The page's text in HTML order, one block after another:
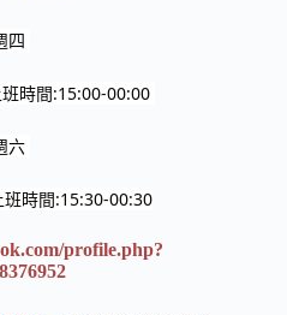
四
時間:15:00-00:00
六
時間:15:30-00:30
profile.php?